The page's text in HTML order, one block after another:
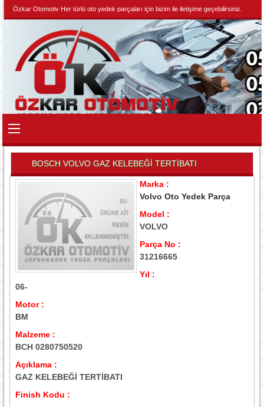
Özkar Otomotiv Her türlü oto yedek parçaları için bizim ile iletişime geçebilirsiniz.
BOSCH VOLVO GAZ KELEBEĞİ TERTİBATI
Marka :
Volvo Oto Yedek Parça
Model :
VOLVO
Parça No :
31216665
Yıl :
06-
Motor :
BM
Malzeme :
BCH 0280750520
Açıklama :
GAZ KELEBEĞİ TERTİBATI
Finish Kodu :